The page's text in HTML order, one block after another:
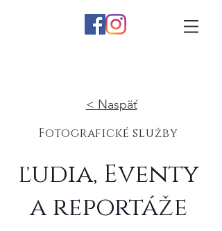
< Naspäť
Fotografické služby
ľudia, Eventy
a reportáže